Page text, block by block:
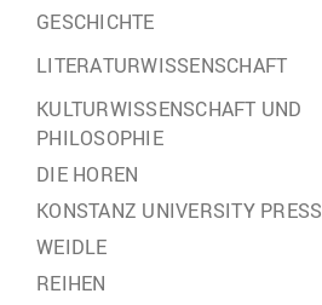
GESCHICHTE
LITERATURWISSENSCHAFT
KULTURWISSENSCHAFT UND
PHILOSOPHIE
DIE HOREN
KONSTANZ UNIVERSITY PRESS
WEIDLE
REIHEN